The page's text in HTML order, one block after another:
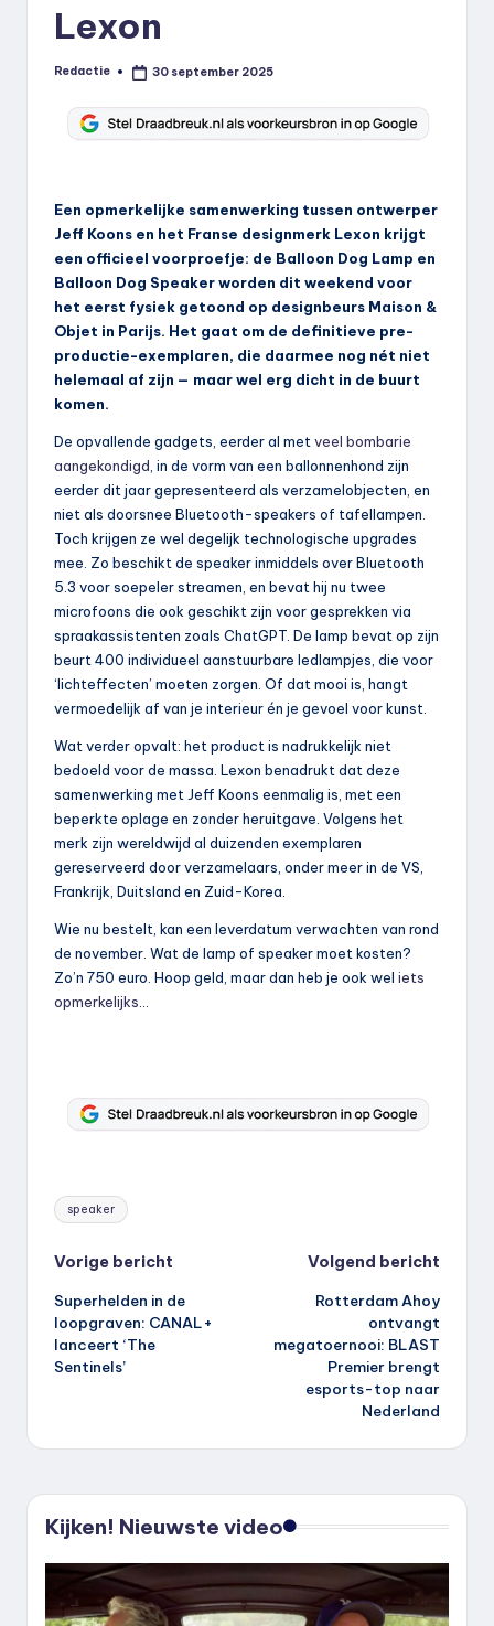
Lexon
Geplaatst
Redactie 30 september 2025
Een opmerkelijke samenwerking tussen ontwerper
Jeff Koons en het Franse designmerk Lexon krijgt
een officieel voorproefje: de Balloon Dog Lamp en
Balloon Dog Speaker worden dit weekend voor
het eerst fysiek getoond op designbeurs Maison &
Objet in Parijs. Het gaat om de definitieve pre-
productie-exemplaren, die daarmee nog nét niet
helemaal af zijn — maar wel erg dicht in de buurt
komen.
De opvallende gadgets, eerder al metveel bombarie
aangekondigd, in de vorm van een ballonnenhond zijn
eerder dit jaar gepresenteerd als verzamelobjecten, en
niet als doorsnee Bluetooth-speakers of tafellampen.
Toch krijgen ze wel degelijk technologische upgrades
mee. Zo beschikt de speaker inmiddels over Bluetooth
5.3 voor soepeler streamen, en bevat hij nu twee
microfoons die ook geschikt zijn voor gesprekken via
spraakassistenten zoals ChatGPT. De lamp bevat op zijn
beurt 400 individueel aanstuurbare ledlampjes, die voor
‘lichteffecten’ moeten zorgen. Of dat mooi is, hangt
vermoedelijk af van je interieur én je gevoel voor kunst.
Wat verder opvalt: het product is nadrukkelijk niet
bedoeld voor de massa. Lexon benadrukt dat deze
samenwerking met Jeff Koons eenmalig is, met een
beperkte oplage en zonder heruitgave. Volgens het
merk zijn wereldwijd al duizenden exemplaren
gereserveerd door verzamelaars, onder meer in de VS,
Frankrijk, Duitsland en Zuid-Korea.
Wie nu bestelt, kan een leverdatum verwachten van rond
de november. Wat de lamp of speaker moet kosten?
Zo’n 750 euro. Hoop geld, maar dan heb je ook wel iets
opmerkelijks…
Tags:
speaker
Bericht
navigatie
Vorige bericht
Superhelden in de
loopgraven: CANAL+
lanceert ‘The
Sentinels’
Volgend bericht
Rotterdam Ahoy
ontvangt
megatoernooi: BLAST
Premier brengt
esports-top naar
Nederland
Kijken! Nieuwste video